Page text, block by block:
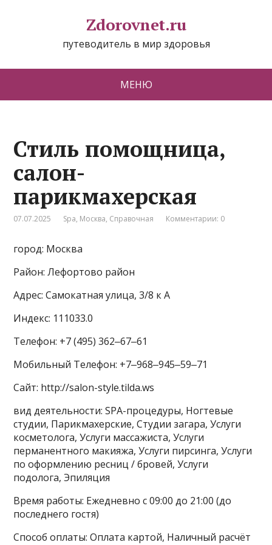
Zdorovnet.ru
путеводитель в мир здоровья
МЕНЮ
Стиль помощница,
салон-
парикмахерская
07.07.2025 Spa, Москва, Справочная Комментарии: 0
город: Москва
Район: Лефортово район
Адрес: Самокатная улица, 3/8 к А
Индекс: 111033.0
Телефон: +7 (495) 362‒67‒61
Мобильный Телефон: +7‒968‒945‒59‒71
Сайт: http://salon-style.tilda.ws
вид деятельности: SPA-процедуры, Ногтевые
студии, Парикмахерские, Студии загара, Услуги
косметолога, Услуги массажиста, Услуги
перманентного макияжа, Услуги пирсинга, Услуги
по оформлению ресниц / бровей, Услуги
подолога, Эпиляция
Время работы: Ежедневно с 09:00 до 21:00 (до
последнего гостя)
Способ оплаты: Оплата картой, Наличный расчёт